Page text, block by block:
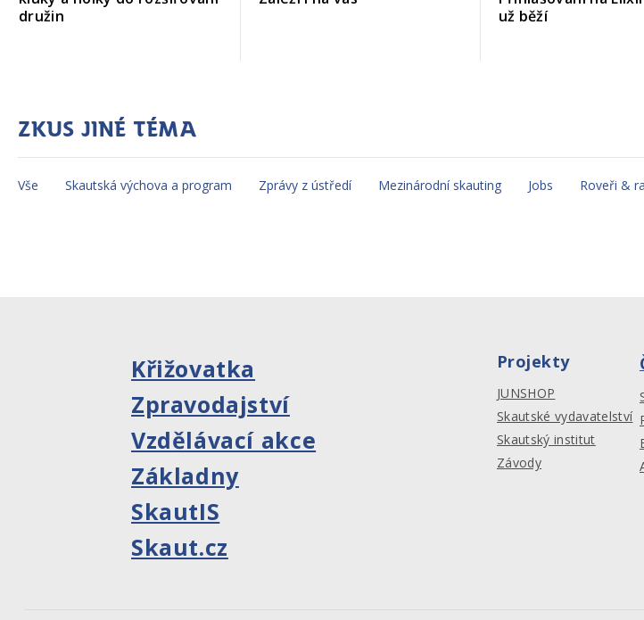
družin
už běží
Zkus jiné téma
Vše Skautská výchova a program Zprávy z ústředí Mezinárodní skauting Jobs Roveři &
Křižovatka
Zpravodajství
Vzdělávací akce
Základny
SkautIS
Skaut.cz
Projekty
JUNSHOP
Skautské vydavatelství
Skautský institut
Závody